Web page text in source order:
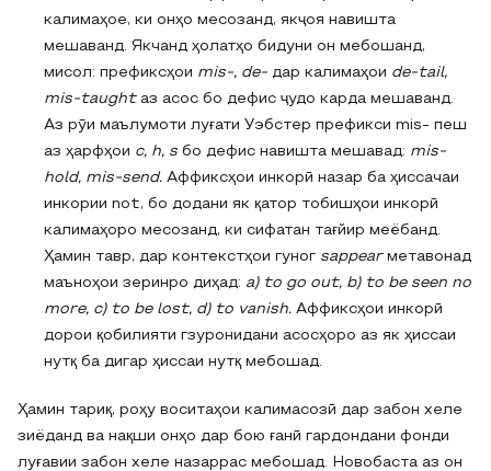
калимаҳое, ки онҳо месозанд, якҷоя навишта
мешаванд. Якчанд ҳолатҳо бидуни он мебошанд,
мисол: префиксҳои mis-, de- дар калимаҳои de-tail,
mis-taughtаз acoc бо дефис ҷудо карда мешаванд.
Аз рӯи маълумоти луғати Уэбстер префикси mis- пеш
аз ҳарфҳои с, h, s бо дефис навишта мешавад: mis-
hold, mis-send. Аффиксҳои инкорӣ назар ба ҳиссачаи
инкории not, бо додани як қатор тобишҳои инкорӣ
калимаҳоро месозанд, ки сифатан тағйир меёбанд.
Ҳамин тавр, дар контекстҳои гуног sappearметавонад
маъноҳои зеринро диҳад: a) to go out, b) to be seen no
more, c) to be lost, d) to vanish. Аффиксҳои инкорӣ
дорои қобилияти гзуронидани асосҳоро аз як ҳиссаи
нутқ ба дигар ҳиссаи нутқ мебошад.
Ҳамин тариқ, роҳу воситаҳои калимасозӣ дар забон хеле
зиёданд ва нақши онҳо дар бою ғанӣ гардондани фонди
луғавии забон хеле назаррас мебошад. Новобаста аз он